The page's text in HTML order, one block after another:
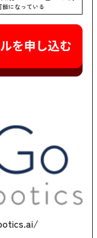
になっている